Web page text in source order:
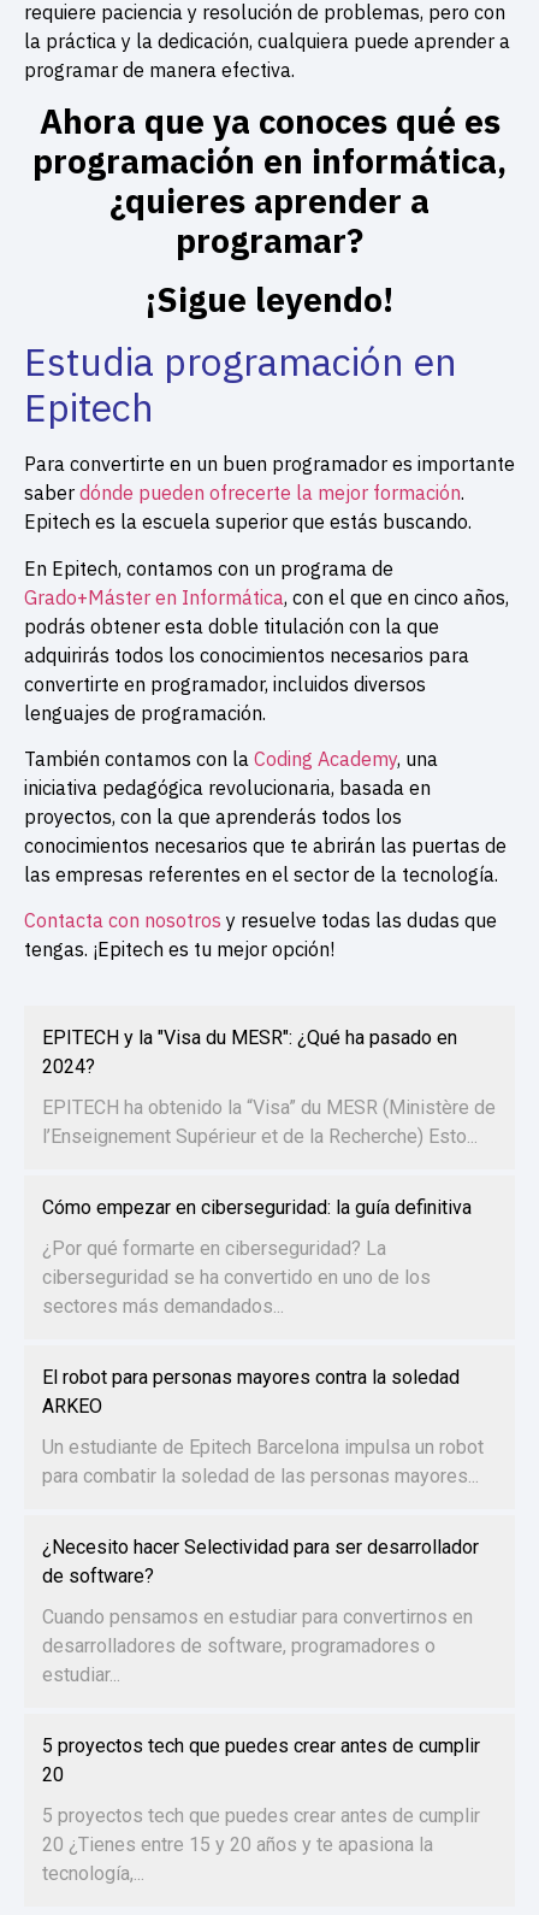
requiere paciencia y resolución de problemas, pero con
la práctica y la dedicación, cualquiera puede aprender a
programar de manera efectiva.
Ahora que ya conoces qué es
programación en informática,
¿quieres aprender a
programar?
¡Sigue leyendo!
Estudia programación en
Epitech
Para convertirte en un buen programador es importante
saber dónde pueden ofrecerte la mejor formación.
Epitech es la escuela superior que estás buscando.
En Epitech, contamos con un programa de
Grado+Máster en Informática, con el que en cinco años,
podrás obtener esta doble titulación con la que
adquirirás todos los conocimientos necesarios para
convertirte en programador, incluidos diversos
lenguajes de programación.
También contamos con la Coding Academy, una
iniciativa pedagógica revolucionaria, basada en
proyectos, con la que aprenderás todos los
conocimientos necesarios que te abrirán las puertas de
las empresas referentes en el sector de la tecnología.
Contacta con nosotros y resuelve todas las dudas que
tengas. ¡Epitech es tu mejor opción!
EPITECH y la "Visa du MESR": ¿Qué ha pasado en
2024?
EPITECH ha obtenido la “Visa” du MESR (Ministère de
l’Enseignement Supérieur et de la Recherche) Esto...
Cómo empezar en ciberseguridad: la guía definitiva
¿Por qué formarte en ciberseguridad? La
ciberseguridad se ha convertido en uno de los
sectores más demandados...
El robot para personas mayores contra la soledad
ARKEO
Un estudiante de Epitech Barcelona impulsa un robot
para combatir la soledad de las personas mayores...
¿Necesito hacer Selectividad para ser desarrollador
de software?
Cuando pensamos en estudiar para convertirnos en
desarrolladores de software, programadores o
estudiar...
5 proyectos tech que puedes crear antes de cumplir
20
5 proyectos tech que puedes crear antes de cumplir
20 ¿Tienes entre 15 y 20 años y te apasiona la
tecnología,...